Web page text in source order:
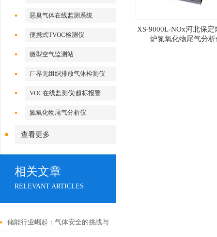
恶臭气体在线监测系统
便携式TVOC检测仪
微型空气监测站
厂界无组织排放气体检测仪
VOC在线监测仪|超标报警
氮氧化物尾气分析仪
查看更多
相关文章
RELEVANT ARTICLES
储能行业崛起：气体安全的挑战与
XS-9000L-NOx河北保定
炉氮氧化物尾气分析